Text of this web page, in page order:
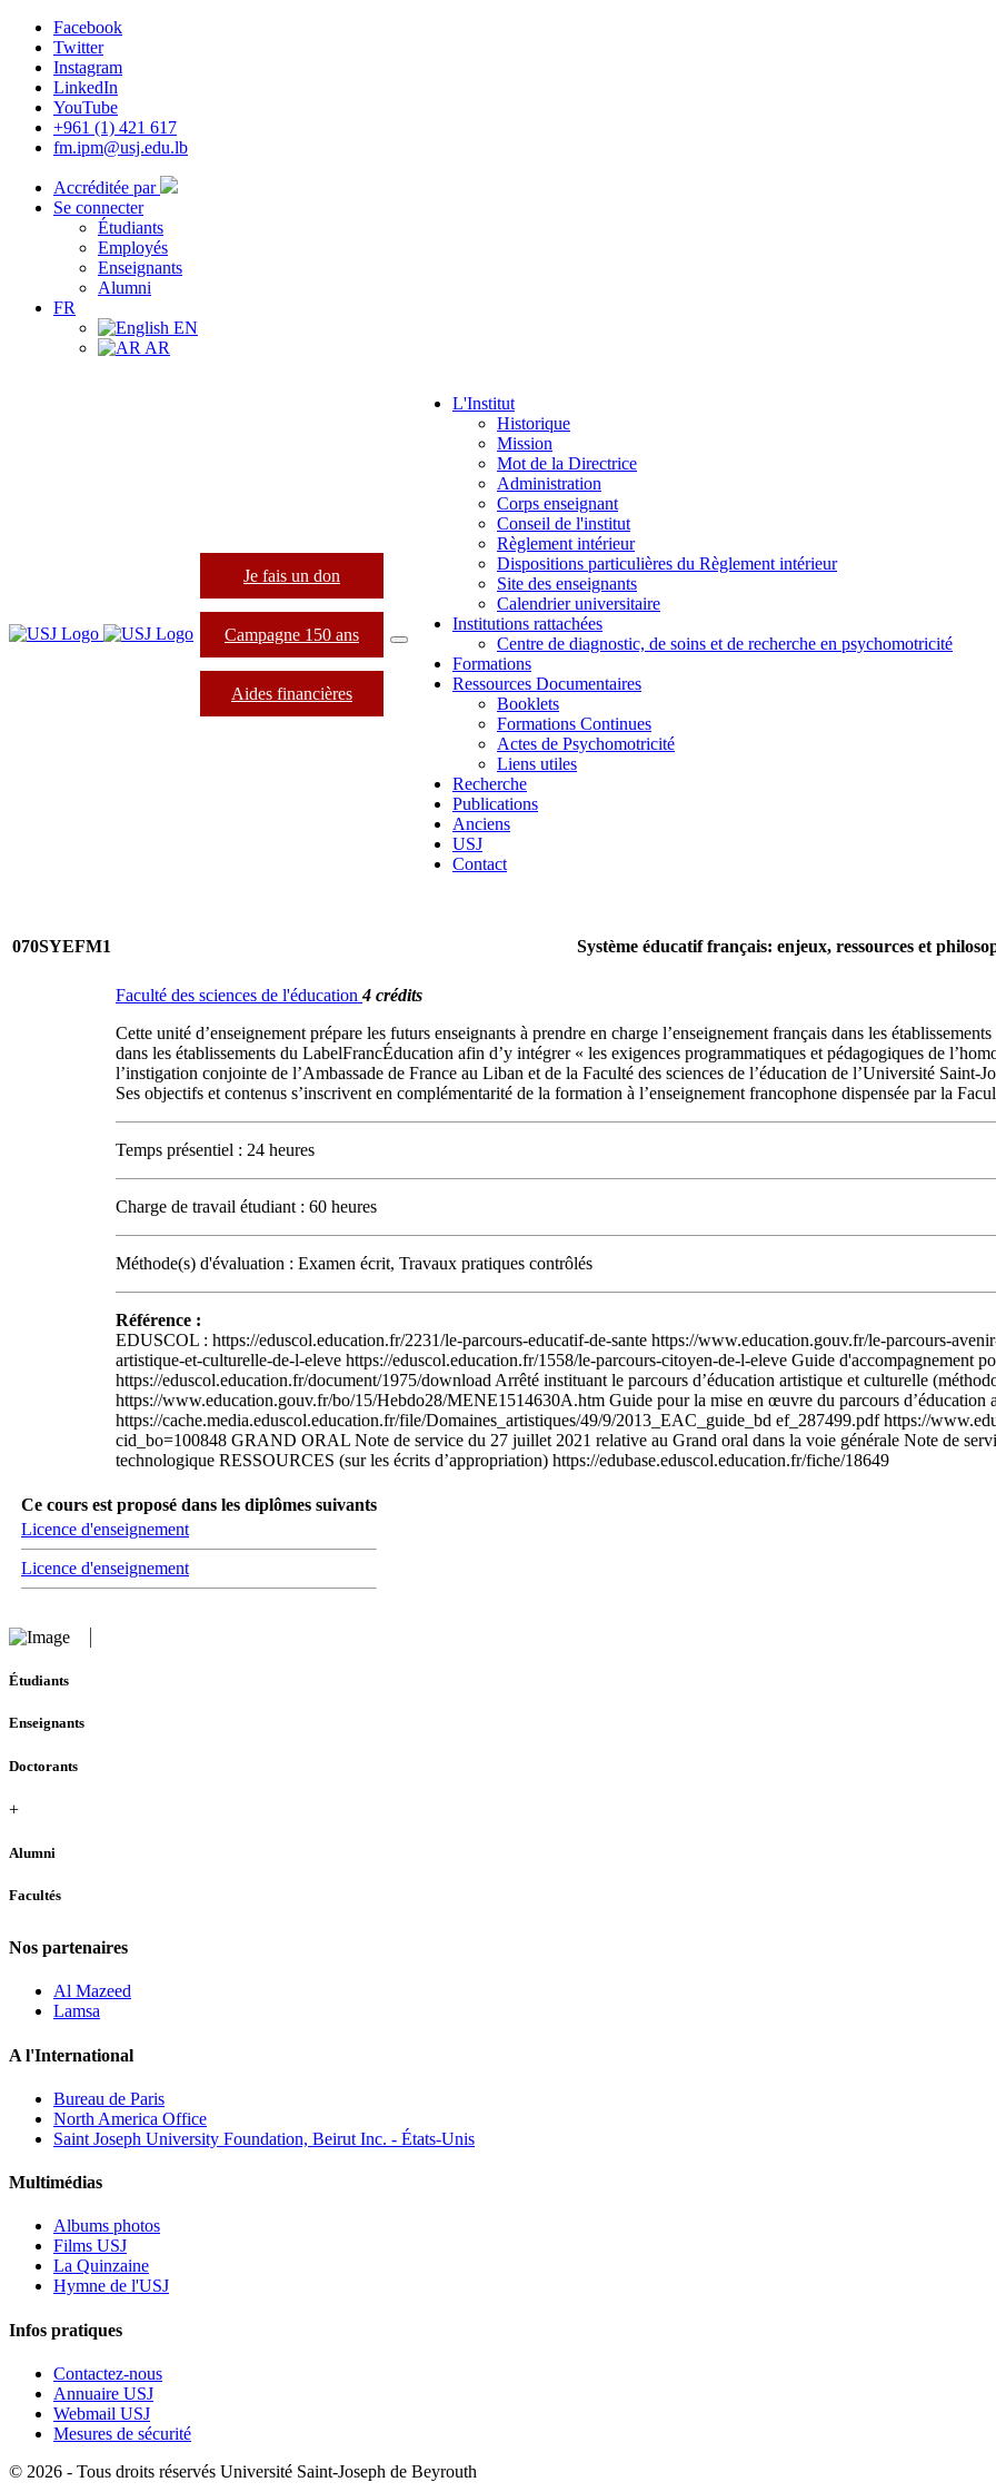
Facebook
Twitter
Instagram
LinkedIn
YouTube
+961 (1) 421 617
fm.ipm@usj.edu.lb
Accréditée par
Se connecter
Étudiants
Employés
Enseignants
Alumni
FR
EN
AR
Je fais un don
Campagne 150 ans
Aides financières
L'Institut
Historique
Mission
Mot de la Directrice
Administration
Corps enseignant
Conseil de l'institut
Règlement intérieur
Dispositions particulières du Règlement intérieur
Site des enseignants
Calendrier universitaire
Institutions rattachées
Centre de diagnostic, de soins et de recherche en psychomotricité
Formations
Ressources Documentaires
Booklets
Formations Continues
Actes de Psychomotricité
Liens utiles
Recherche
Publications
Anciens
USJ
Contact
070SYEFM1 Système éducatif français: enjeux, ressources et
Faculté des sciences de l'éducation4 crédits
Cette unité d’enseignement prépare les futurs enseignants à prendre en charge l’enseignement français dans les
dans les établissements du LabelFrancÉducation afin d’y intégrer « les exigences programmatiques et pédagogiques de
l’instigation conjointe de l’Ambassade de France au Liban et de la Faculté des sciences de l’éducation de l’Université
Ses objectifs et contenus s’inscrivent en complémentarité de la formation à l’enseignement francophone dispensée par la
Temps présentiel : 24 heures
Charge de travail étudiant : 60 heures
Méthode(s) d'évaluation : Examen écrit, Travaux pratiques contrôlés
Référence :
EDUSCOL : https://eduscol.education.fr/2231/le-parcours-educatif-de-sante https://www.education.gouv.fr/le-parcours-
artistique-et-culturelle-de-l-eleve https://eduscol.education.fr/1558/le-parcours-citoyen-de-l-eleve Guide d'accompagnement
https://eduscol.education.fr/document/1975/download Arrêté instituant le parcours d’éducation artistique et culturelle
https://www.education.gouv.fr/bo/15/Hebdo28/MENE1514630A.htm Guide pour la mise en œuvre du parcours d’éducation
https://cache.media.eduscol.education.fr/file/Domaines_artistiques/49/9/2013_EAC_guide_bd ef_287499.pdf https://
cid_bo=100848 GRAND ORAL Note de service du 27 juillet 2021 relative au Grand oral dans la voie générale Note de
technologique RESSOURCES (sur les écrits d’appropriation) https://edubase.eduscol.education.fr/fiche/18649
Ce cours est proposé dans les diplômes suivants
Licence d'enseignement
Licence d'enseignement
Étudiants
Enseignants
Doctorants
+
Alumni
Facultés
Nos partenaires
Al Mazeed
Lamsa
A l'International
Bureau de Paris
North America Office
Saint Joseph University Foundation, Beirut Inc. - États-Unis
Multimédias
Albums photos
Films USJ
La Quinzaine
Hymne de l'USJ
Infos pratiques
Contactez-nous
Annuaire USJ
Webmail USJ
Mesures de sécurité
© 2026 - Tous droits réservés Université Saint-Joseph de Beyrouth